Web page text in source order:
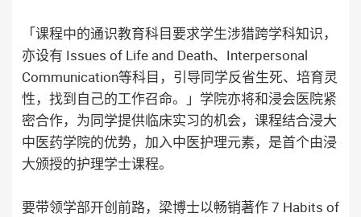
「课程中的通识教育科目要求学生涉猎跨学科知识，
亦设有 Issues of Life and Death、Interpersonal
Communication等科目，引导同学反省生死、培育灵
性，找到自己的工作召命。」学院亦将和浸会医院紧
密合作，为同学提供临床实习的机会，课程结合浸大
中医药学院的优势，加入中医护理元素，是首个由浸
大颁授的护理学士课程。
要带领学部开创前路，梁博士以畅销著作 7 Habits of